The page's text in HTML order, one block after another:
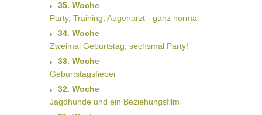
35. Woche
Party, Training, Augenarzt - ganz normal
34. Woche
Zweimal Geburtstag, sechsmal Party!
33. Woche
Geburtstagsfieber
32. Woche
Jagdhunde und ein Beziehungsfilm